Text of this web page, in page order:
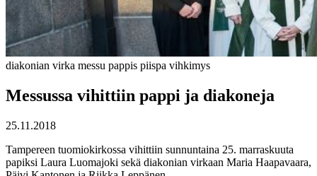
diakonian virka messu pappis piispa vihkimys
Messussa vihittiin pappi ja diakoneja
25.11.2018
Tampereen tuomiokirkossa vihittiin sunnuntaina 25. marraskuuta
papiksi Laura Luomajoki sekä diakonian virkaan Maria Haapavaara,